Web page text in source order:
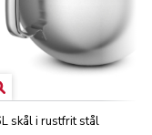
skål i rustfrit stål